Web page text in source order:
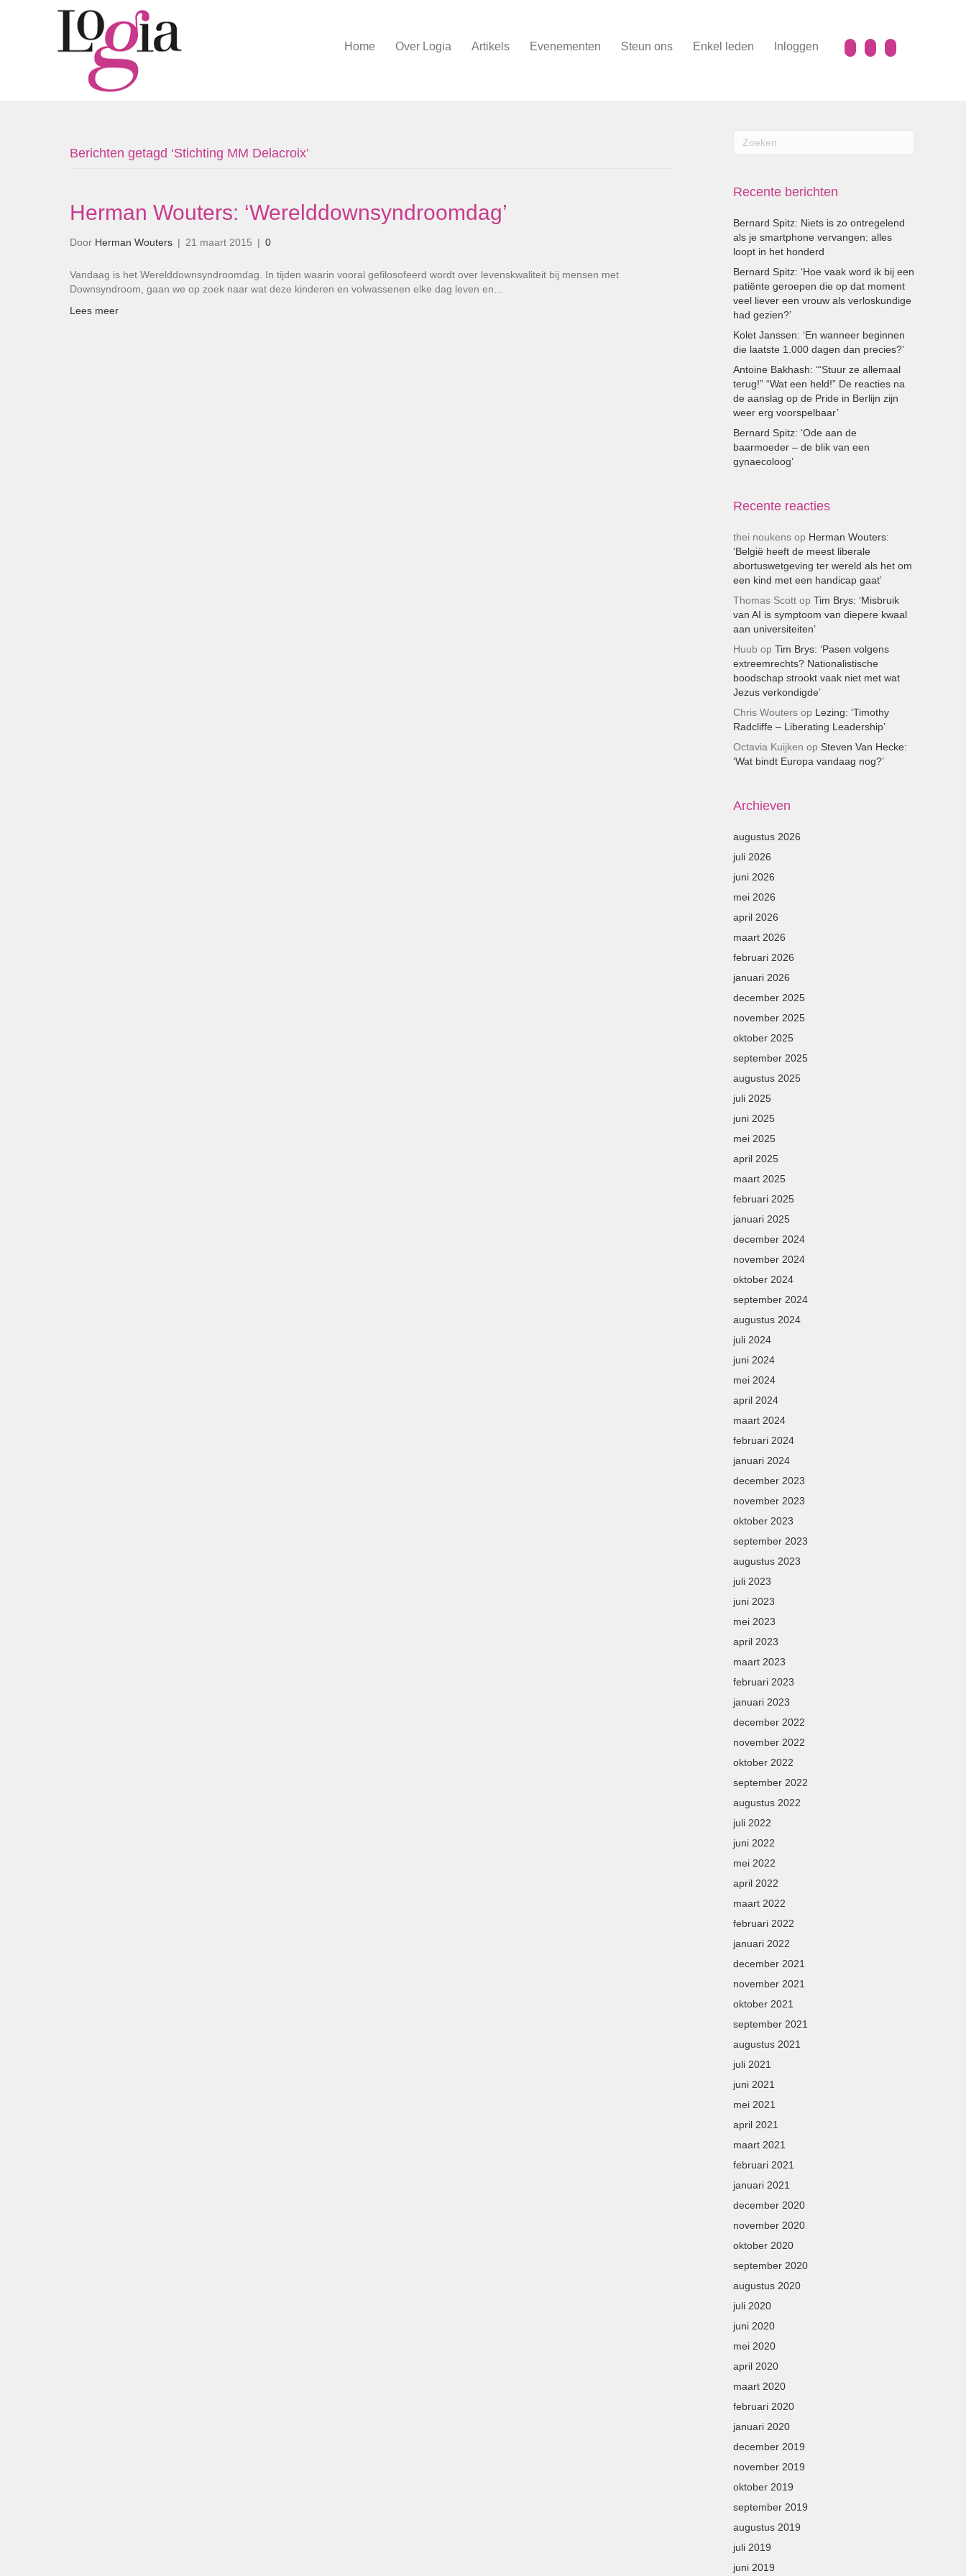
Home Over Logia Artikels Evenementen Steun ons Enkel leden Inloggen
Berichten getagd ‘Stichting MM Delacroix’
Herman Wouters: ‘Werelddownsyndroomdag’
Door Herman Wouters | 21 maart 2015 | 0
Vandaag is het Werelddownsyndroomdag. In tijden waarin vooral gefilosofeerd wordt over levenskwaliteit bij mensen met
Downsyndroom, gaan we op zoek naar wat deze kinderen en volwassenen elke dag leven en…
Lees meer
Recente berichten
Bernard Spitz: Niets is zo ontregelend
als je smartphone vervangen: alles
loopt in het honderd
Bernard Spitz: ‘Hoe vaak word ik bij een
patiënte geroepen die op dat moment
veel liever een vrouw als verloskundige
had gezien?’
Kolet Janssen: ‘En wanneer beginnen
die laatste 1.000 dagen dan precies?’
Antoine Bakhash: ‘“Stuur ze allemaal
terug!” “Wat een held!” De reacties na
de aanslag op de Pride in Berlijn zijn
weer erg voorspelbaar’
Bernard Spitz: ‘Ode aan de
baarmoeder – de blik van een
gynaecoloog’
Recente reacties
thei noukensop Herman Wouters:
‘België heeft de meest liberale
abortuswetgeving ter wereld als het om
een kind met een handicap gaat’
Thomas Scottop Tim Brys: ‘Misbruik
van AI is symptoom van diepere kwaal
aan universiteiten’
Huub op Tim Brys: ‘Pasen volgens
extreemrechts? Nationalistische
boodschap strookt vaak niet met wat
Jezus verkondigde’
Chris Woutersop Lezing: ‘Timothy
Radcliffe – Liberating Leadership’
Octavia Kuijken op Steven Van Hecke:
‘Wat bindt Europa vandaag nog?’
Archieven
augustus 2026
juli 2026
juni 2026
mei 2026
april 2026
maart 2026
februari 2026
januari 2026
december 2025
november 2025
oktober 2025
september 2025
augustus 2025
juli 2025
juni 2025
mei 2025
april 2025
maart 2025
februari 2025
januari 2025
december 2024
november 2024
oktober 2024
september 2024
augustus 2024
juli 2024
juni 2024
mei 2024
april 2024
maart 2024
februari 2024
januari 2024
december 2023
november 2023
oktober 2023
september 2023
augustus 2023
juli 2023
juni 2023
mei 2023
april 2023
maart 2023
februari 2023
januari 2023
december 2022
november 2022
oktober 2022
september 2022
augustus 2022
juli 2022
juni 2022
mei 2022
april 2022
maart 2022
februari 2022
januari 2022
december 2021
november 2021
oktober 2021
september 2021
augustus 2021
juli 2021
juni 2021
mei 2021
april 2021
maart 2021
februari 2021
januari 2021
december 2020
november 2020
oktober 2020
september 2020
augustus 2020
juli 2020
juni 2020
mei 2020
april 2020
maart 2020
februari 2020
januari 2020
december 2019
november 2019
oktober 2019
september 2019
augustus 2019
juli 2019
juni 2019